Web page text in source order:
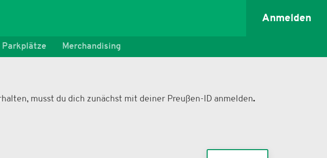
Anmelden
Parkplätze Merchandising
musst du dich zunächst mit deiner Preußen-ID anmelden.